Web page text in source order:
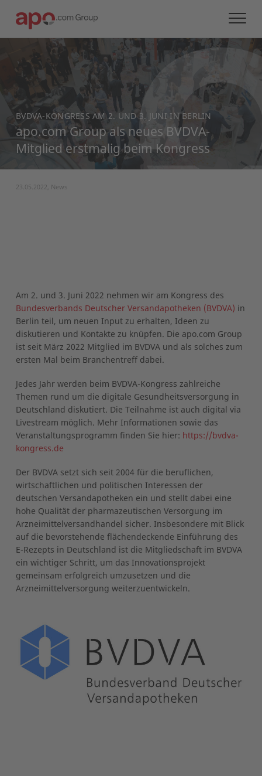
BVDVA-KONGRESS AM 2. UND 3. JUNI IN BERLIN
apo.com Group als neues BVDVA-
Mitglied erstmalig beim Kongress
23.05.2022, News
Am 2. und 3. Juni 2022 nehmen wir am Kongress des
Bundesverbands Deutscher Versandapotheken (BVDVA) in
Berlin teil, um neuen Input zu erhalten, Ideen zu
diskutieren und Kontakte zu knüpfen. Die apo.com Group
ist seit März 2022 Mitglied im BVDVA und als solches zum
ersten Mal beim Branchentreff dabei.
Jedes Jahr werden beim BVDVA-Kongress zahlreiche
Themen rund um die digitale Gesundheitsversorgung in
Deutschland diskutiert. Die Teilnahme ist auch digital via
Livestream möglich. Mehr Informationen sowie das
Veranstaltungsprogramm finden Sie hier: https://bvdva-
kongress.de
Der BVDVA setzt sich seit 2004 für die beruflichen,
wirtschaftlichen und politischen Interessen der
deutschen Versandapotheken ein und stellt dabei eine
hohe Qualität der pharmazeutischen Versorgung im
Arzneimittelversandhandel sicher. Insbesondere mit Blick
auf die bevorstehende flächendeckende Einführung des
E-Rezepts in Deutschland ist die Mitgliedschaft im BVDVA
ein wichtiger Schritt, um das Innovationsprojekt
gemeinsam erfolgreich umzusetzen und die
Arzneimittelversorgung weiterzuentwickeln.